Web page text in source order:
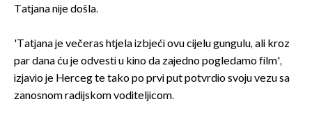
Tatjana nije došla.
'Tatjana je večeras htjela izbjeći ovu cijelu gungulu, ali kroz
par dana ću je odvesti u kino da zajedno pogledamo film',
izjavio je Herceg te tako po prvi put potvrdio svoju vezu sa
zanosnom radijskom voditeljicom.